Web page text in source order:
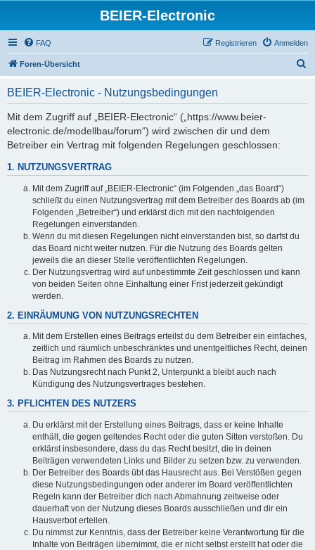
BEIER-Electronic
FAQ Anmelden
Registrieren
Foren-Übersicht
BEIER-Electronic - Nutzungsbedingungen
Mit dem Zugriff auf „BEIER-Electronic“ („https://www.beier-
electronic.de/modellbau/forum“) wird zwischen dir und dem
Betreiber ein Vertrag mit folgenden Regelungen geschlossen:
1. NUTZUNGSVERTRAG
Mit dem Zugriff auf „BEIER-Electronic“ (im Folgenden „das Board“)
schließt du einen Nutzungsvertrag mit dem Betreiber des Boards ab (im
Folgenden „Betreiber“) und erklärst dich mit den nachfolgenden
Regelungen einverstanden.
Wenn du mit diesen Regelungen nicht einverstanden bist, so darfst du
das Board nicht weiter nutzen. Für die Nutzung des Boards gelten
jeweils die an dieser Stelle veröffentlichten Regelungen.
Der Nutzungsvertrag wird auf unbestimmte Zeit geschlossen und kann
von beiden Seiten ohne Einhaltung einer Frist jederzeit gekündigt
werden.
2. EINRÄUMUNG VON NUTZUNGSRECHTEN
Mit dem Erstellen eines Beitrags erteilst du dem Betreiber ein einfaches,
zeitlich und räumlich unbeschränktes und unentgeltliches Recht, deinen
Beitrag im Rahmen des Boards zu nutzen.
Das Nutzungsrecht nach Punkt 2, Unterpunkt a bleibt auch nach
Kündigung des Nutzungsvertrages bestehen.
3. PFLICHTEN DES NUTZERS
Du erklärst mit der Erstellung eines Beitrags, dass er keine Inhalte
enthält, die gegen geltendes Recht oder die guten Sitten verstoßen. Du
erklärst insbesondere, dass du das Recht besitzt, die in deinen
Beiträgen verwendeten Links und Bilder zu setzen bzw. zu verwenden.
Der Betreiber des Boards übt das Hausrecht aus. Bei Verstößen gegen
diese Nutzungsbedingungen oder anderer im Board veröffentlichten
Regeln kann der Betreiber dich nach Abmahnung zeitweise oder
dauerhaft von der Nutzung dieses Boards ausschließen und dir ein
Hausverbot erteilen.
Du nimmst zur Kenntnis, dass der Betreiber keine Verantwortung für die
Inhalte von Beiträgen übernimmt, die er nicht selbst erstellt hat oder die